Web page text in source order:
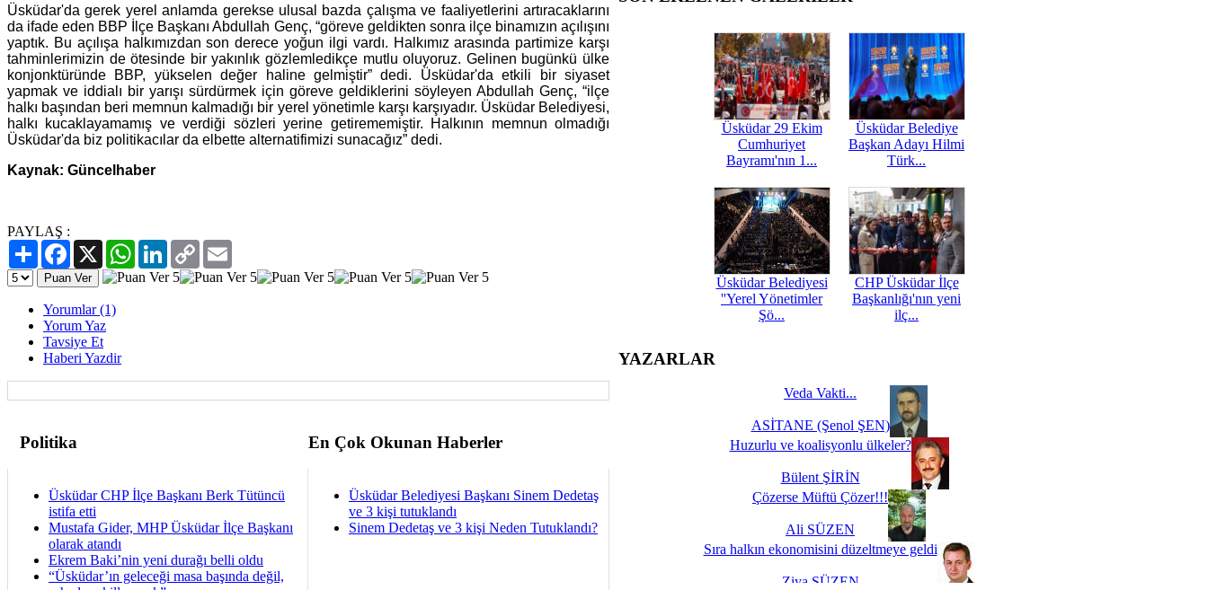
Üsküdar'da gerek yerel anlamda gerekse ulusal bazda çalışma ve faaliyetlerini artıracaklarını
da ifade eden BBP İlçe Başkanı Abdullah Genç, “göreve geldikten sonra ilçe binamızın açılışını
yaptık. Bu açılışa halkımızdan son derece yoğun ilgi vardı. Halkımız arasında partimize karşı
tahminlerimizin de ötesinde bir yakınlık gözlemledikçe mutlu oluyoruz. Gelinen bugünkü ülke
konjonktüründe BBP, yükselen değer haline gelmiştir” dedi. Üsküdar'da etkili bir siyaset
yapmak ve iddialı bir yarışı sürdürmek için göreve geldiklerini söyleyen Abdullah Genç, “ilçe
halkı başından beri memnun kalmadığı bir yerel yönetimle karşı karşıyadır. Üsküdar Belediyesi,
halkı kucaklayamamış ve verdiği sözleri yerine getirememiştir. Halkının memnun olmadığı
Üsküdar'da biz politikacılar da elbette alternatifimizi sunacağız” dedi.
Kaynak: Güncelhaber
PAYLAŞ :
PaylaşFacebook
X WhatsAppLinkedIn
Copy
Link
Yorumlar (1)
Yorum Yaz
Tavsiye Et
Haberi Yazdir
Politika En Çok Okunan Haberler
Üsküdar CHP İlçe Başkanı Berk Tütüncü
istifa etti
Mustafa Gider, MHP Üsküdar İlçe Başkanı
olarak atandı
Ekrem Baki’nin yeni durağı belli oldu
“Üsküdar’ın geleceği masa başında değil,
Üsküdar Belediyesi Başkanı Sinem Dedetaş
ve 3 kişi tutuklandı
Sinem Dedetaş ve 3 kişi Neden Tutuklandı?
Üsküdar 29 Ekim
Cumhuriyet
Bayramı'nın 1...
Üsküdar Belediye
Başkan Adayı Hilmi
Türk...
Üsküdar Belediyesi
''Yerel Yönetimler
Şö...
CHP Üsküdar İlçe
Başkanlığı'nın yeni
ilç...
YAZARLAR
Veda Vakti...
ASİTANE (Şenol ŞEN)
Huzurlu ve koalisyonlu ülkeler?
Bülent ŞİRİN
Çözerse Müftü Çözer!!!
Ali SÜZEN
Sıra halkın ekonomisini düzeltmeye geldi
Ziya SÜZEN